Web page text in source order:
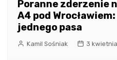
Poranne zderzenie
A4 pod
jednego pasa
Kamil Sośniak 3